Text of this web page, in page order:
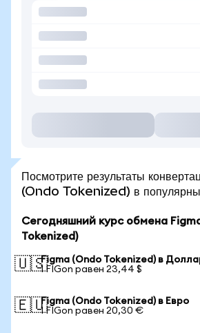
Посмотрите результаты
(Ondo Tokenized) в
Сегодняшний курс обмена
Tokenized)
🇺🇸Figma (Ondo Tokenized) в
1 FIGon равен 23,44 $
🇪🇺Figma (Ondo Tokenized) в Евро
1 FIGon равен 20,30 €